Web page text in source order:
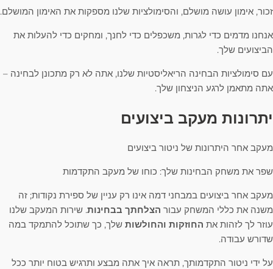
זכור, אימון עושה מושלם, והסימולציות שלנו מספקות את האימון המושלם.
אנחנו מדמים כדי לגרות, משכפלים כדי לחנך, ומחקים כדי להעלות את
הביצועים שלך.
עם סימולציות הבחינה הריאליסטיות שלנו, אתה לא רק מתכונן לבחינה –
אתה מתאמן לרגע הניצחון שלך.
יתרונות מעקב ביצועים
מעקב אחר היתרונות של ניטור ביצועים
שפר את משחק הבחינות שלך: כוחו של מעקב התקדמות
מעקב אחר ביצועים במבחני דמה אינו רק עניין של ספירת נקודות; זה
משנה את כללי המשחק עבור הצלחתך בבחינות. שירות המעקב שלנו
עוזר לך לזהות את החוזקות והחולשות שלך, כך שתוכל להתמקד במה
שדורש עבודה.
על ידי ניטור התקדמותך, תראה איך אתה מבצע ותרגיש בטוח יותר ככל